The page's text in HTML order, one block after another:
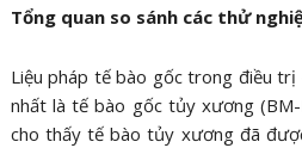
Tổng quan so sánh các thử
Liệu pháp tế bào gốc trong điều
nhất là tế bào gốc tủy xương (BM-
cho thấy tế bào tủy xương đã